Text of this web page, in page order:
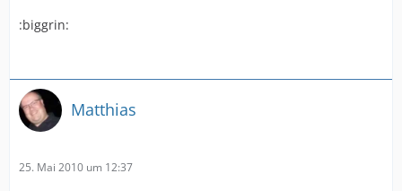
:biggrin:
Matthias
25. Mai 2010 um 12:37